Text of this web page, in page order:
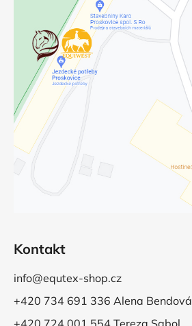
Kontakt
info@equtex-shop.cz
+420 734 691 336 Alena Bendová